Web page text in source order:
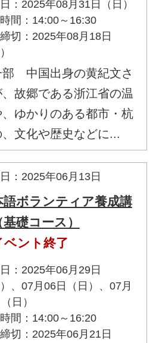
：2025年08月31日（日）
間：14:00～16:30
切：2025年08月18日
部 中国出身の黄紀文さ
、故郷である浙江省の温
ゆかりのある都市・杭
文化や歴史などに...
：2025年06月13日
語ボランティア養成講
基礎コース）
ベント終了
：2025年06月29日
）、07月06日（日）、07月
日）
間：14:00～16:20
切：2025年06月21日